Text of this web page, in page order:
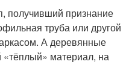
получивший признание
труба или другой
А деревянные
материал, на